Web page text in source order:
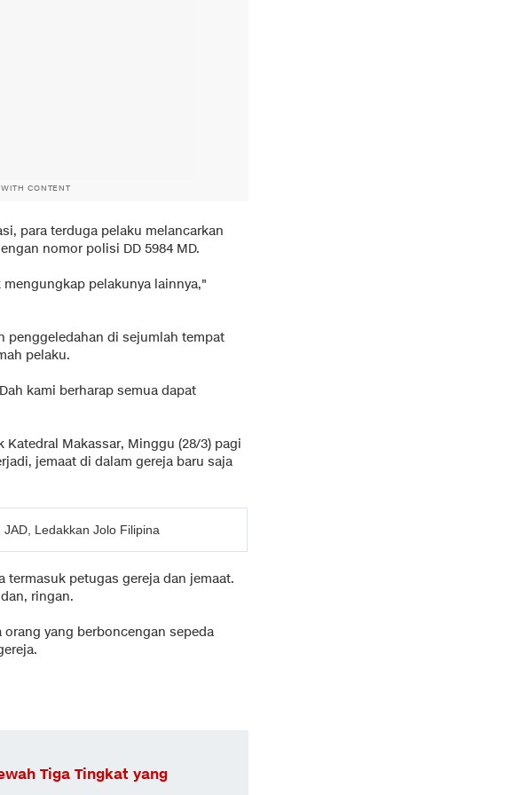
CONTENT
para terduga pelaku melancarkan
nomor polisi DD 5984 MD.
pelakunya lainnya,"
penggeledahan di sejumlah tempat
pelaku.
kami berharap semua dapat
Makassar, Minggu (28/3) pagi
jemaat di dalam gereja baru saja
Ledakkan Jolo Filipina
petugas gereja dan jemaat.
ringan.
yang berboncengan sepeda
Tiga Tingkat yang